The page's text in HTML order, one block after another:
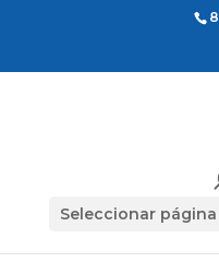
Seleccionar página